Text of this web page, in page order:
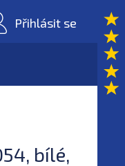
Přihlásit se
bílé,